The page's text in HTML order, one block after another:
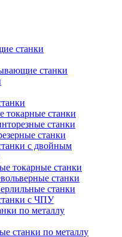
станки
станки
токарные станки
станки
станки
с двойным
токарные станки
станки
станки
с ЧПУ
по металлу
станки по металлу